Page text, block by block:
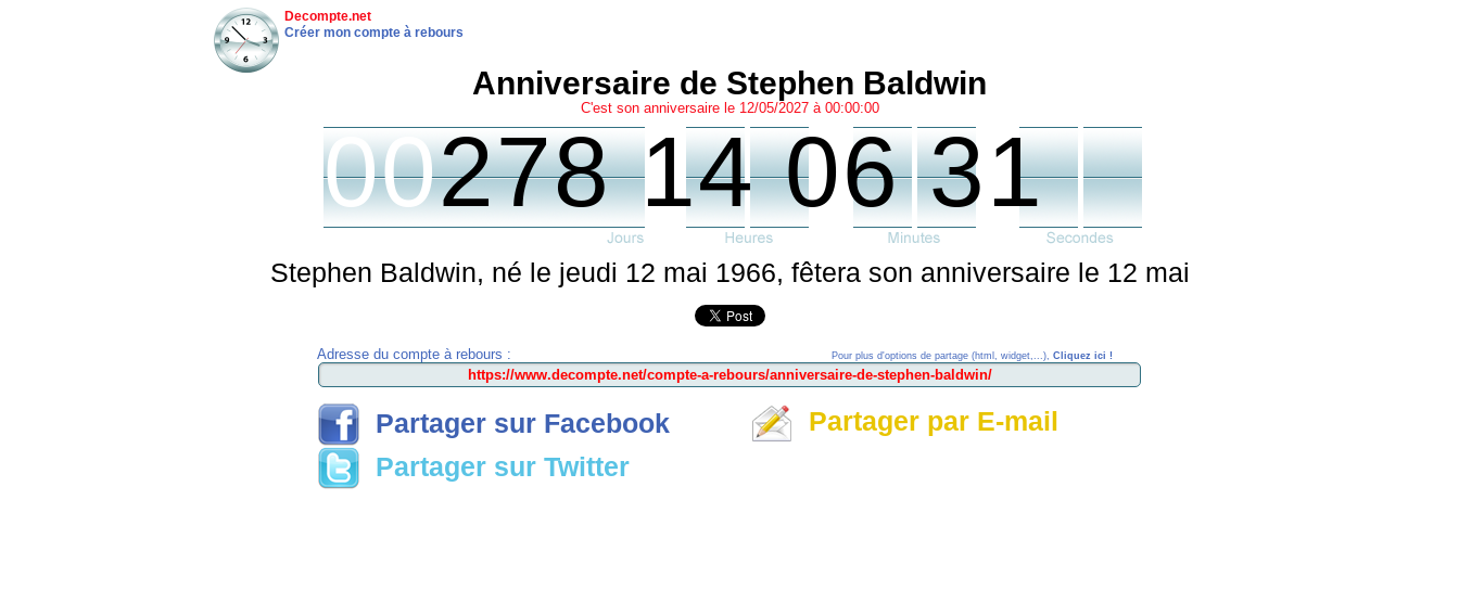
Decompte.net
Créer mon compte à rebours
Anniversaire de Stephen Baldwin
C'est son anniversaire le 12/05/2027 à 00:00:00
00278 14 06 31
Stephen Baldwin, né le jeudi 12 mai 1966, fêtera son anniversaire le 12 mai
Adresse du compte à rebours : Pour plus d'options de partage (html, widget,...), Cliquez ici !
Partager sur Facebook
Partager sur Twitter
Partager par E-mail